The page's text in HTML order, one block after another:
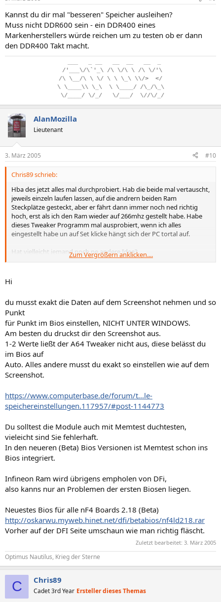
Kannst du dir mal "besseren" Speicher ausleihen?
Muss nicht DDR600 sein - ein DDR400 eines
Markenherstellers würde reichen um zu testen ob er dann
den DDR400 Takt macht.
/'___\/\`'_\ /\ \/\ \ /\ \/'\
/\ \__/\ \ \/ \ \ \_\ \\/>
</
\. \____\\. \_\.. \. \____/ /\_/\_\
\/____/ \/_/ \/___/ \//\/_/
AlanMozilla
Lieutenant
3. März 2005 #10
Chris89 schrieb:
Hba des jetzt alles mal durchprobiert. Hab die beide mal vertauscht,
jeweils einzeln laufen lassen, auf die andrern beiden Ram
Steckplätze gesteckt, aber er fährt dann immer noch ned richtig
hoch, erst als ich den Ram wieder auf 266mhz gestellt habe. Habe
dieses Tweaker Programm mal ausprobiert, wenn ich alles
eingestellt habe un auf Set klicke hängt sich der PC tortal auf.
Hat vielleicht jemand noch ne andere Idee?
Zum Vergrößern anklicken....
Hi
du musst exakt die Daten auf dem Screenshot nehmen und so
Punkt
für Punkt im Bios einstellen, NICHT UNTER WINDOWS.
Am besten du druckst dir den Screenshot aus.
1-2 Werte ließt der A64 Tweaker nicht aus, diese belässt du
im Bios auf
Auto. Alles andere musst du exakt so einstellen wie auf dem
Screenshot.
https://www.computerbase.de/forum/t...le-
speichereinstellungen.117957/#post-1144773
Du solltest die Module auch mit Memtest duchtesten,
vieleicht sind Sie fehlerhaft.
In den neueren (Beta) Bios Versionen ist Memtest schon ins
Bios integriert.
Infineon Ram wird übrigens empholen von DFi,
also kanns nur an Problemen der ersten Biosen liegen.
Neuestes Bios für alle nF4 Boards 2.18 (Beta)
http://oskarwu.myweb.hinet.net/dfi/betabios/nf4ld218.rar
Vorher auf der DFI Seite umschaun wie man richtig fläscht.
Zuletzt bearbeitet: 3. März 2005
Optimus Nautilus, Krieg der Sterne
C Chris89
Cadet 3rd Year Ersteller dieses Themas